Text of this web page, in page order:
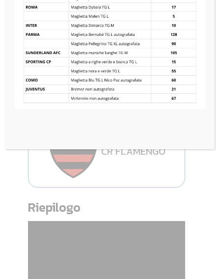
UDINESE CALCIO
0
—
CR FLAMENGO
Riepilogo